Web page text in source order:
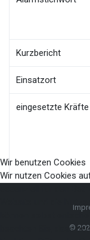
Kurzbericht
Einsatzort
eingesetzte Kräfte
©
Wir benutzen Cookies
Wir nutzen Cookies
Website und die
können selbst
beachten Sie, dass